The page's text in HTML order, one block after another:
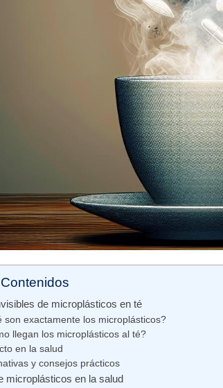
de microplásticos en té
son exactamente los microplásticos?
llegan los microplásticos al té?
en la salud
y consejos prácticos
microplásticos en la salud